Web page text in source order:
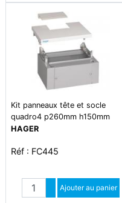
Kit panneaux tête et socle
quadro4 p260mm h150mm
l370mm ip40 ral7042 gris
HAGER
Réf : FC445
Quantité
Augmenter quantité
Diminuer quantité
Ajouter au panier